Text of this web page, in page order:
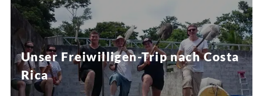
Unser Freiwilligen-Trip nach Costa
Rica